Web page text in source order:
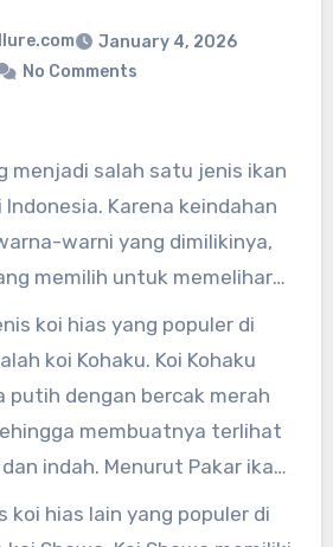
January 4, 2026
No Comments
menjadi salah satu jenis ikan
Karena keindahan
warni yang dimilikinya,
memilih untuk memelihara
kolam-kolam hiasan mereka.
kamu bahwa ada berbagai
yang populer di Indonesia?
koi hias yang populer di
koi Kohaku. Koi Kohaku
putih dengan bercak merah
membuatnya terlihat
indah. Menurut Pakar ikan
“Koi Kohaku merupakan
koi yang paling diminati di
koi hias lain yang populer di